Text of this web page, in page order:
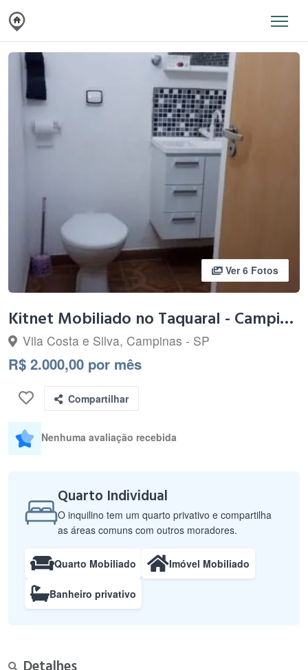
Ver 6 Fotos
Kitnet Mobiliado no Taquaral - Campinas SP
Vila Costa e Silva, Campinas - SP
R$ 2.000,00 por mês
Compartilhar
Nenhuma avaliação recebida
Quarto Individual
O inquilino tem um quarto privativo e compartilha
as áreas comuns com outros moradores.
Quarto Mobiliado Imóvel Mobiliado
Banheiro privativo